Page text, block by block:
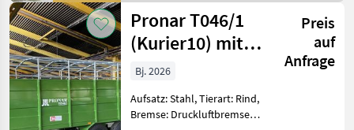
Pronar T046/1
(Kurier10) mit
hydr. Viehtreppe
Preis
auf
Anfrage
Bj. 2026
Aufsatz: Stahl, Tierart: Rind,
Bremse: Druckluftbremse,